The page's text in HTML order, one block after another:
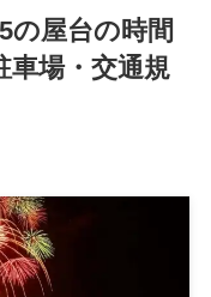
の屋台の時間
車場・交通規